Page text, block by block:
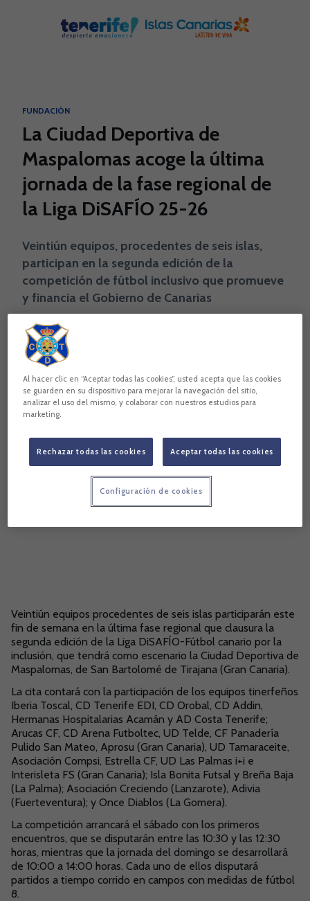
FUNDACIÓN
La Ciudad Deportiva de
Maspalomas acoge la última
jornada de la fase regional de
la Liga DiSAFÍO 25-26
Veintiún equipos, procedentes de seis islas,
participan en la segunda edición de la
competición de fútbol inclusivo que promueve
y financia el Gobierno de Canarias
Área de Deporte Inclusivo y Discapacidad
Fundación Canaria CD Tenerife
DISAFÍO
Veintiún equipos procedentes de seis islas participarán este
fin de semana en la última fase regional que clausura la
segunda edición de la Liga DiSAFÍO-Fútbol canario por la
inclusión, que tendrá como escenario la Ciudad Deportiva de
Maspalomas, de San Bartolomé de Tirajana (Gran Canaria).
La cita contará con la participación de los equipos tinerfeños
Iberia Toscal, CD Tenerife EDI, CD Orobal, CD Addin,
Hermanas Hospitalarias Acamán y AD Costa Tenerife;
Arucas CF, CD Arena Futboltec, UD Telde, CF Panadería
Pulido San Mateo, Aprosu (Gran Canaria), UD Tamaraceite,
Asociación Compsi, Estrella CF, UD Las Palmas i+i e
Interisleta FS (Gran Canaria); Isla Bonita Futsal y Breña Baja
(La Palma); Asociación Creciendo (Lanzarote), Adivia
(Fuerteventura); y Once Diablos (La Gomera).
La competición arrancará el sábado con los primeros
encuentros, que se disputarán entre las 10:30 y las 12:30
horas, mientras que la jornada del domingo se desarrollará
de 10:00 a 14:00 horas. Cada uno de ellos disputará
partidos a tiempo corrido en campos con medidas de fútbol
8.
Al hacer clic en “Aceptar todas las cookies”, usted acepta que las cookies
se guarden en su dispositivo para mejorar la navegación del sitio,
analizar el uso del mismo, y colaborar con nuestros estudios para
marketing.
Rechazar todas las cookies Aceptar todas las cookies
Configuración de cookies